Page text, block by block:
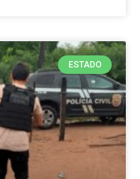
ESTADO